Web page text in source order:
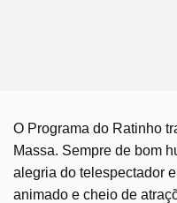
O Programa do Ratinho
Massa. Sempre de bom
alegria do telespectador
animado e cheio de